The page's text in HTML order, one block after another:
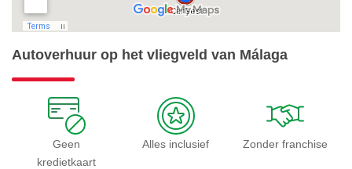
Autoverhuur op het vliegveld van Málaga
Geen
kredietkaart
Alles inclusief Zonder franchise